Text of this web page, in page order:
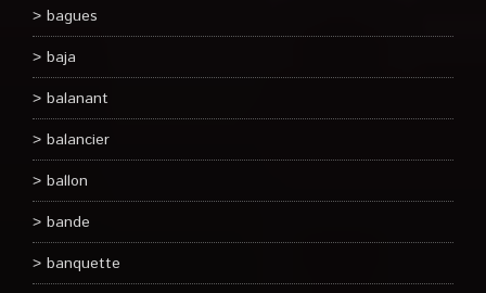
bagues
baja
balanant
balancier
ballon
bande
banquette